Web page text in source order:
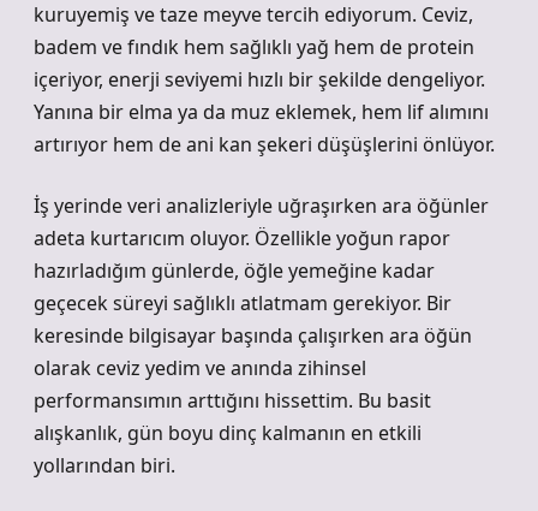
kuruyemiş ve taze meyve tercih ediyorum. Ceviz,
badem ve fındık hem sağlıklı yağ hem de protein
içeriyor, enerji seviyemi hızlı bir şekilde dengeliyor.
Yanına bir elma ya da muz eklemek, hem lif alımını
artırıyor hem de ani kan şekeri düşüşlerini önlüyor.
İş yerinde veri analizleriyle uğraşırken ara öğünler
adeta kurtarıcım oluyor. Özellikle yoğun rapor
hazırladığım günlerde, öğle yemeğine kadar
geçecek süreyi sağlıklı atlatmam gerekiyor. Bir
keresinde bilgisayar başında çalışırken ara öğün
olarak ceviz yedim ve anında zihinsel
performansımın arttığını hissettim. Bu basit
alışkanlık, gün boyu dinç kalmanın en etkili
yollarından biri.